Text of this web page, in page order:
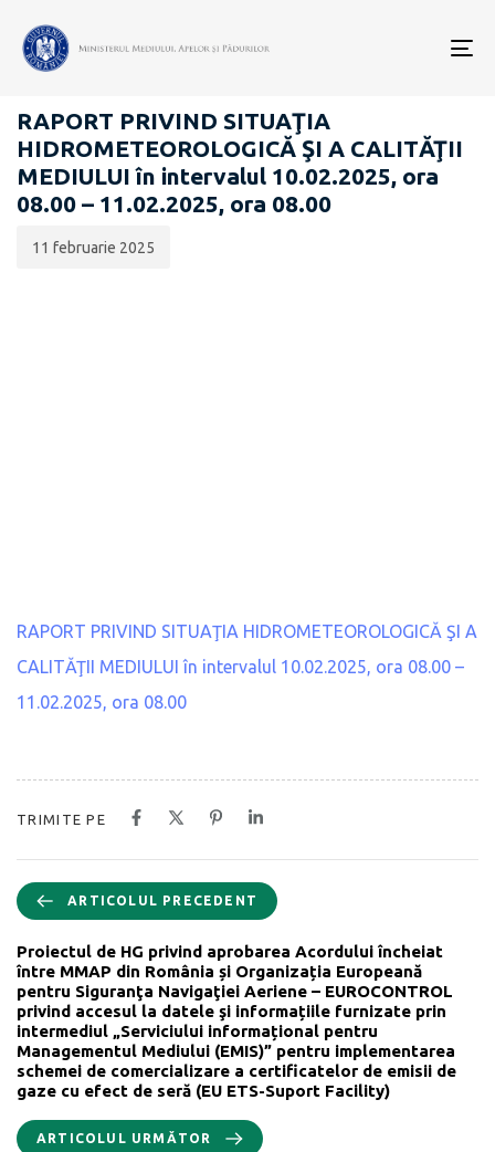
RAPOARTE ZILNICE STAREA MEDIULUI
RAPORT PRIVIND SITUAŢIA
HIDROMETEOROLOGICĂ ŞI A CALITĂŢII
MEDIULUI în intervalul 10.02.2025, ora
08.00 – 11.02.2025, ora 08.00
publicării:
11 februarie 2025
RAPORT PRIVIND SITUAŢIA HIDROMETEOROLOGICĂ ŞI A
CALITĂŢII MEDIULUI în intervalul 10.02.2025, ora 08.00 –
11.02.2025, ora 08.00
TRIMITE PE
ARTICOLUL PRECEDENT
Proiectul de HG privind aprobarea Acordului încheiat
între MMAP din România și Organizația Europeană
pentru Siguranţa Navigaţiei Aeriene – EUROCONTROL
privind accesul la datele şi informațiile furnizate prin
intermediul „Serviciului informațional pentru
Managementul Mediului (EMIS)” pentru implementarea
schemei de comercializare a certificatelor de emisii de
gaze cu efect de seră (EU ETS-Suport Facility)
ARTICOLUL URMĂTOR